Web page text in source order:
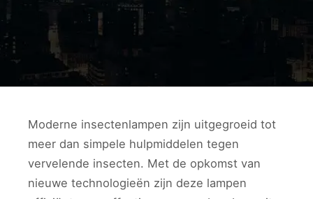
Moderne insectenlampen zijn uitgegroeid tot
meer dan simpele hulpmiddelen tegen
vervelende insecten. Met de opkomst van
nieuwe technologieën zijn deze lampen